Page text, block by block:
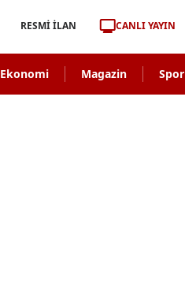
RESMİ İLAN CANLI YAYIN
Ekonomi Magazin Spor